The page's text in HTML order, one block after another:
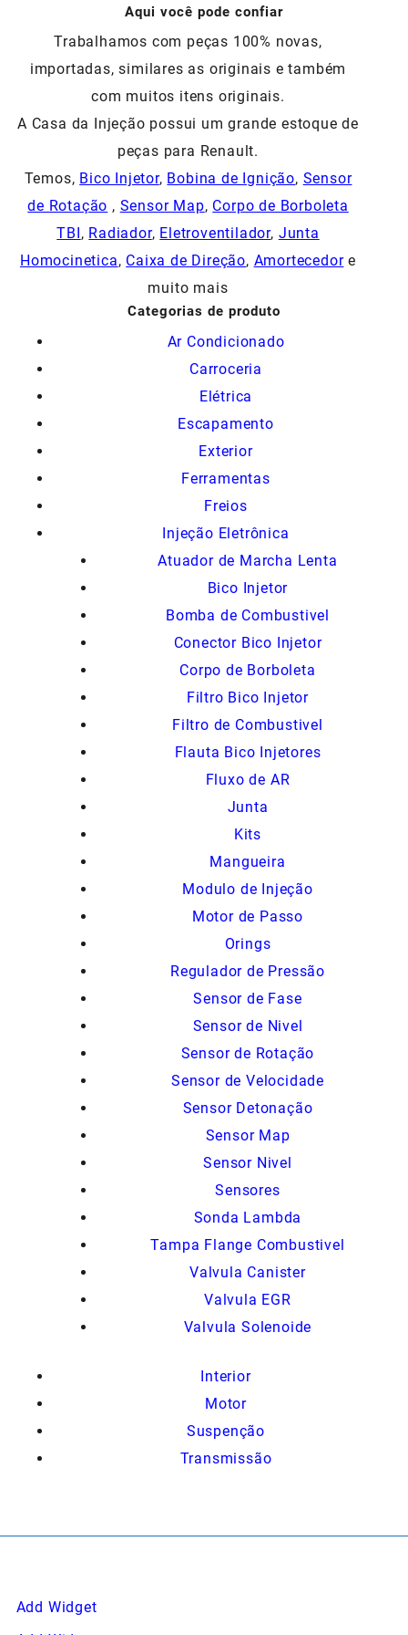
Aqui você pode confiar
Trabalhamos com peças 100% novas,
importadas, similares as originais e também
com muitos itens originais.
A Casa da Injeção possui um grande estoque de
peças para Renault.
Temos, Bico Injetor, Bobina de Ignição, Sensor
de Rotação , Sensor Map, Corpo de Borboleta
TBI , Radiador, Eletroventilador, Junta
Homocinetica, Caixa de Direção, Amortecedore
muito mais
Categorias de produto
Ar Condicionado
Carroceria
Elétrica
Escapamento
Exterior
Ferramentas
Freios
Injeção Eletrônica
Atuador de Marcha Lenta
Bico Injetor
Bomba de Combustivel
Conector Bico Injetor
Corpo de Borboleta
Filtro Bico Injetor
Filtro de Combustivel
Flauta Bico Injetores
Fluxo de AR
Junta
Kits
Mangueira
Modulo de Injeção
Motor de Passo
Orings
Regulador de Pressão
Sensor de Fase
Sensor de Nivel
Sensor de Rotação
Sensor de Velocidade
Sensor Detonação
Sensor Map
Sensor Nivel
Sensores
Sonda Lambda
Tampa Flange Combustivel
Valvula Canister
Valvula EGR
Valvula Solenoide
Interior
Motor
Suspenção
Transmissão
Add Widget